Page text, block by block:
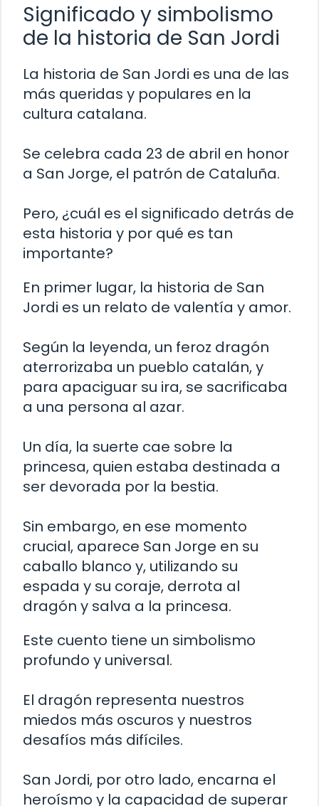
Significado y simbolismo
de la historia de San Jordi
La historia de San Jordi es una de las
más queridas y populares en la
cultura catalana.
Se celebra cada 23 de abril en honor
a San Jorge, el patrón de Cataluña.
Pero, ¿cuál es el significado detrás de
esta historia y por qué es tan
importante?
En primer lugar, la historia de San
Jordi es un relato de valentía y amor.
Según la leyenda, un feroz dragón
aterrorizaba un pueblo catalán, y
para apaciguar su ira, se sacrificaba
a una persona al azar.
Un día, la suerte cae sobre la
princesa, quien estaba destinada a
ser devorada por la bestia.
Sin embargo, en ese momento
crucial, aparece San Jorge en su
caballo blanco y, utilizando su
espada y su coraje, derrota al
dragón y salva a la princesa.
Este cuento tiene un simbolismo
profundo y universal.
El dragón representa nuestros
miedos más oscuros y nuestros
desafíos más difíciles.
San Jordi, por otro lado, encarna el
heroísmo y la capacidad de superar